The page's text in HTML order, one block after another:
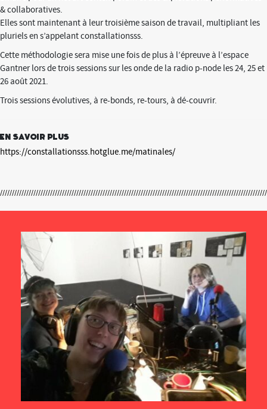
& collaboratives.
Elles sont maintenant à leur troisième saison de travail, multipliant les
pluriels en s’appelant constallationsss.
Cette méthodologie sera mise une fois de plus à l’épreuve à l’espace
Gantner lors de trois sessions sur les onde de la radio p-node les 24, 25 et
26 août 2021.
Trois sessions évolutives, à re-bonds, re-tours, à dé-couvrir.
En savoir plus
https://constallationsss.hotglue.me/matinales/